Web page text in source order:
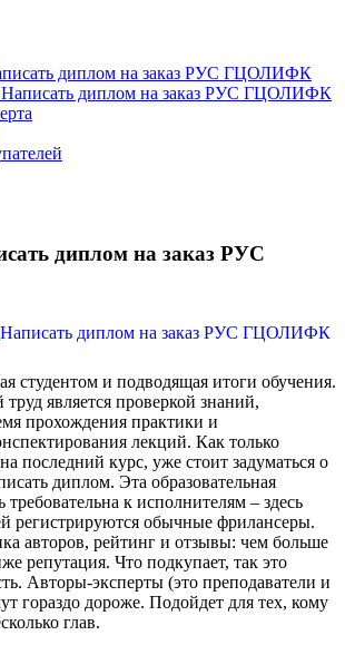
диплом на заказ РУС ГЦОЛИФК
Написать диплом на заказ РУС ГЦОЛИФК
диплом на заказ РУС
студентом и подводящая итоги обучения.
труд является проверкой знаний,
прохождения практики и
лекций. Как только
последний курс, уже стоит задуматься о
диплом. Эта образовательная
требовательна к исполнителям – здесь
регистрируются обычные фрилансеры.
авторов, рейтинг и отзывы: чем больше
репутация. Что подкупает, так это
Авторы-эксперты (это преподаватели и
гораздо дороже. Подойдет для тех, кому
глав.